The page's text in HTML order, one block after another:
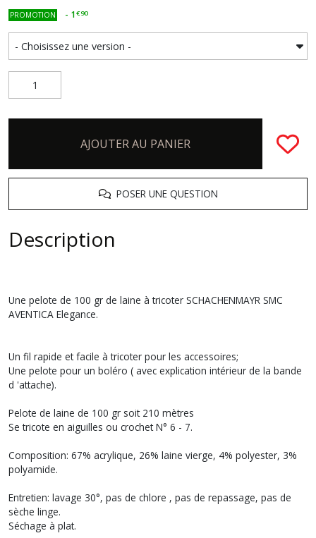
PROMOTION - 1€90
AJOUTER AU PANIER
POSER UNE QUESTION
Description
Une pelote de 100 gr de laine à tricoter SCHACHENMAYR SMC
AVENTICA Elegance.
Un fil rapide et facile à tricoter pour les accessoires;
Une pelote pour un boléro ( avec explication intérieur de la bande
d 'attache).
Pelote de laine de 100 gr soit 210 mètres
Se tricote en aiguilles ou crochet N° 6 - 7.
Composition: 67% acrylique, 26% laine vierge, 4% polyester, 3%
polyamide.
Entretien: lavage 30°, pas de chlore , pas de repassage, pas de
sèche linge.
Séchage à plat.